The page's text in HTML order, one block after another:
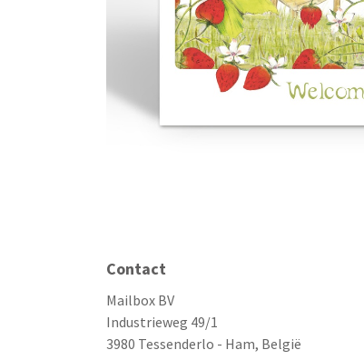
Contact
Mailbox BV
Industrieweg 49/1
3980 Tessenderlo - Ham, België